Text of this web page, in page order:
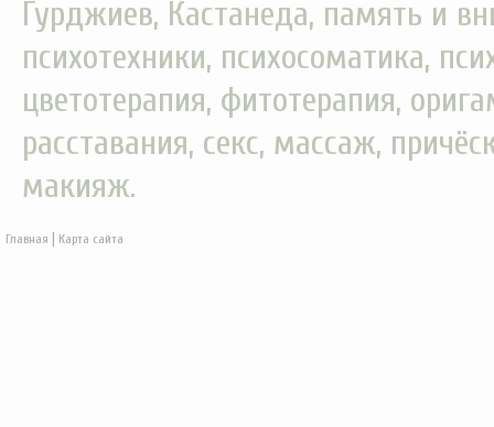
Гурджиев, Кастанеда, память и
психотехники, психосоматика,
цветотерапия, фитотерапия,
расставания, секс, массаж,
макияж.
Главная Карта сайта